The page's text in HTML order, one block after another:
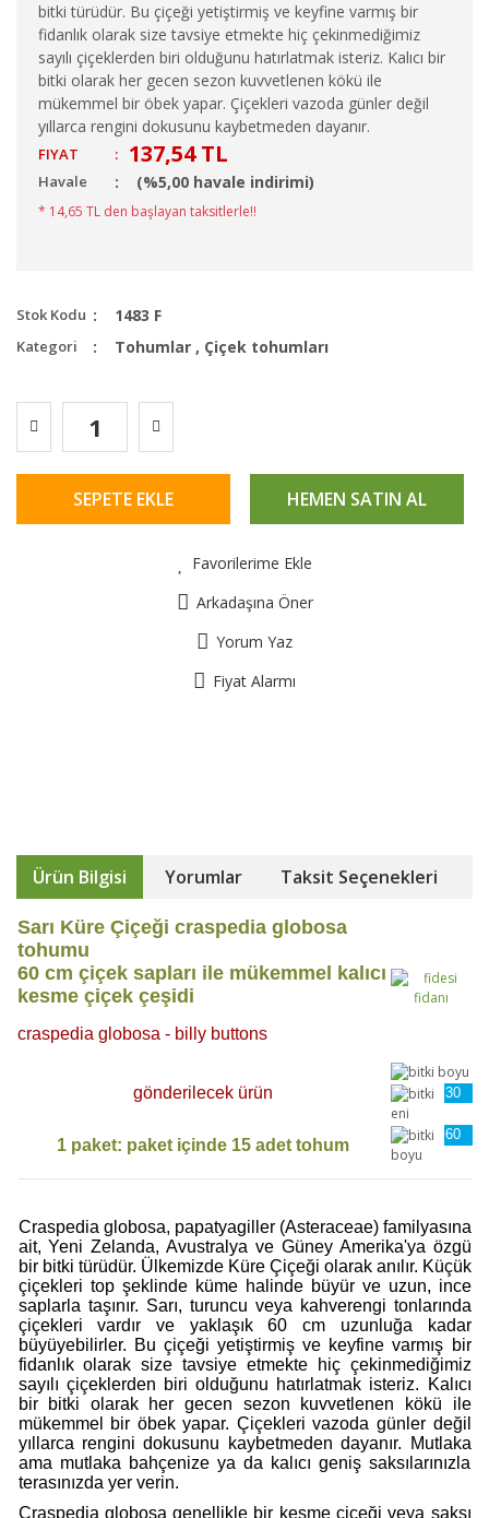
bitki türüdür. Bu çiçeği yetiştirmiş ve keyfine varmış bir
fidanlık olarak size tavsiye etmekte hiç çekinmediğimiz
sayılı çiçeklerden biri olduğunu hatırlatmak isteriz. Kalıcı bir
bitki olarak her gecen sezon kuvvetlenen kökü ile
mükemmel bir öbek yapar. Çiçekleri vazoda günler değil
yıllarca rengini dokusunu kaybetmeden dayanır.
FIYAT : 137,54 TL
Havale (%5,00 havale indirimi)
* 14,65 TL den başlayan taksitlerle!!
Stok Kodu 1483 F
Kategori Tohumlar , Çiçek tohumları
SEPETE EKLE HEMEN SATIN AL
Favorilerime Ekle
Arkadaşına Öner
Yorum Yaz
Fiyat Alarmı
Ürün Bilgisi Yorumlar Taksit Seçenekleri
Sarı Küre Çiçeği craspedia globosa
tohumu
60 cm çiçek sapları ile mükemmel kalıcı
kesme çiçek çeşidi
craspedia globosa - billy buttons
gönderilecek ürün
30
1 paket: paket içinde 15 adet tohum
60
cm
Craspedia globosa, papatyagiller (Asteraceae) familyasına
ait, Yeni Zelanda, Avustralya ve Güney Amerika'ya özgü
bir bitki türüdür. Ülkemizde Küre Çiçeği olarak anılır. Küçük
çiçekleri top şeklinde küme halinde büyür ve uzun, ince
saplarla taşınır. Sarı, turuncu veya kahverengi tonlarında
çiçekleri vardır ve yaklaşık 60 cm uzunluğa kadar
büyüyebilirler. Bu çiçeği yetiştirmiş ve keyfine varmış bir
fidanlık olarak size tavsiye etmekte hiç çekinmediğimiz
sayılı çiçeklerden biri olduğunu hatırlatmak isteriz. Kalıcı
bir bitki olarak her gecen sezon kuvvetlenen kökü ile
mükemmel bir öbek yapar. Çiçekleri vazoda günler değil
yıllarca rengini dokusunu kaybetmeden dayanır. Mutlaka
ama mutlaka bahçenize ya da kalıcı geniş saksılarınızla
terasınızda yer verin.
Craspedia globosa genellikle bir kesme çiçeği veya saksı